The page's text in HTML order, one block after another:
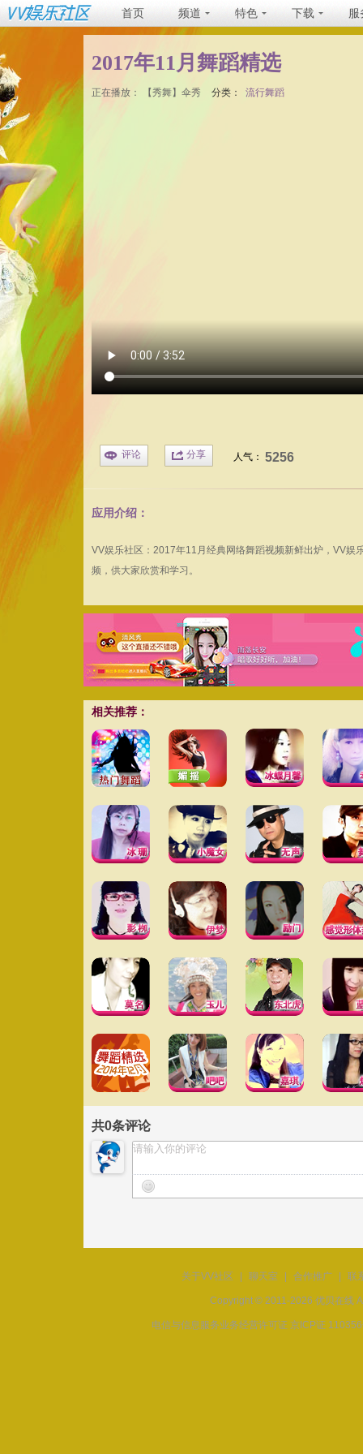
首页 频道 特色 下载 服
2017年11月舞蹈精选
正在播放： 【秀舞】伞秀 分类： 流行舞蹈
评论 分享 人气： 5256
应用介绍：
VV娱乐社区：2017年11月经典网络舞蹈视频新鲜出炉，VV娱
频，供大家欣赏和学习。
相关推荐：
共0条评论
关于VV社区 聊天室 合作推广 联
Copyright © 2011-2026 优贝在线
电信与信息服务业务经营许可证 京ICP证